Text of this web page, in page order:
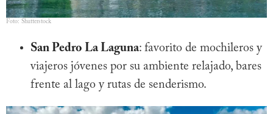
Foto: Shutterstock
San Pedro La Laguna: favorito de mochileros y
viajeros jóvenes por su ambiente relajado, bares
frente al lago y rutas de senderismo.